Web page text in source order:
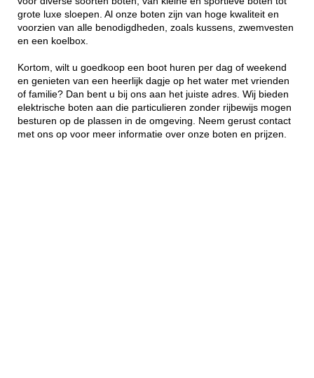
grote luxe sloepen. Al onze boten zijn van hoge kwaliteit en
voorzien van alle benodigdheden, zoals kussens, zwemvesten
en een koelbox.
Kortom, wilt u goedkoop een boot huren per dag of weekend
en genieten van een heerlijk dagje op het water met vrienden
of familie? Dan bent u bij ons aan het juiste adres. Wij bieden
elektrische boten aan die particulieren zonder rijbewijs mogen
besturen op de plassen in de omgeving. Neem gerust contact
met ons op voor meer informatie over onze boten en prijzen.